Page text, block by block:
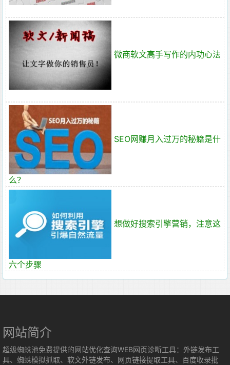
微商软文高手写作的内功心法
SEO网赚月入过万的秘籍是什
么？
想做好搜索引擎营销，注意这
六个步骤
网站简介
超级蜘蛛池免费提供的网站优化查询WEB网页诊断工具：外链发布工
具、蜘蛛模拟抓取、软文外链发布、网页链接提取工具、百度收录批